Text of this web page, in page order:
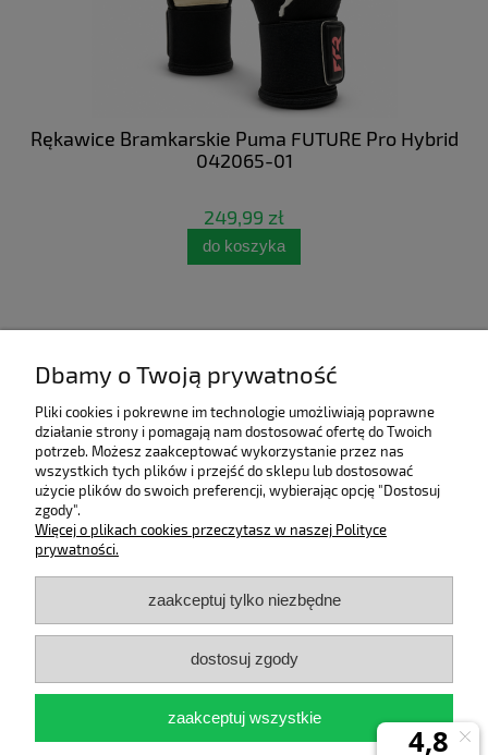
Rękawice Bramkarskie Puma FUTURE Pro Hybrid
042065-01
249,99 zł
do koszyka
Moje konto
Płatności i dostawa
Informacje
Dbamy o Twoją prywatność
Pliki cookies i pokrewne im technologie umożliwiają poprawne
działanie strony i pomagają nam dostosować ofertę do Twoich
potrzeb. Możesz zaakceptować wykorzystanie przez nas
wszystkich tych plików i przejść do sklepu lub dostosować
użycie plików do swoich preferencji, wybierając opcję "Dostosuj
zgody".
Więcej o plikach cookies przeczytasz w naszej Polityce
prywatności.
zaakceptuj tylko niezbędne
dostosuj zgody
zaakceptuj wszystkie